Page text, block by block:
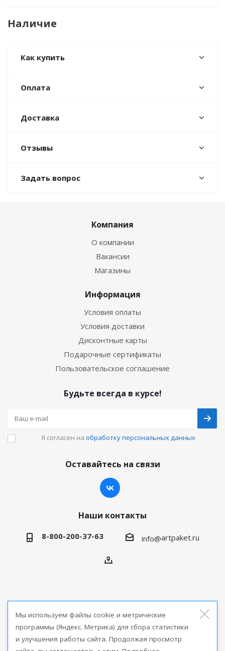
Наличие
Как купить
Оплата
Доставка
Отзывы
Задать вопрос
Компания
О компании
Вакансии
Магазины
Информация
Условия оплаты
Условия доставки
Дисконтные карты
Подарочные сертификаты
Пользовательское соглашение
Будьте всегда в курсе!
Я согласен на обработку персональных данных
Оставайтесь на связи
Наши контакты
8-800-200-37-63 info@artpaket.ru
продукции
Версия для печати
Мы используем файлы cookie и метрические
программы (Яндекс. Метрика) для сбора статистики
и улучшения работы сайта. Продолжая просмотр